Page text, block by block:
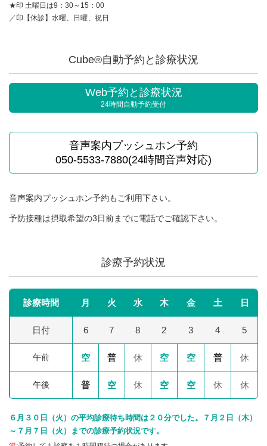
★印 土曜日は9：30～15：00
／印【休診】水曜、日曜、祝日
Cube®自動予約と診療状況
Web予約と診療状況
24時間自動予約受付
音声案内プッシュホン予約
050-5533-7880(24時間音声対応)
音声案内プッシュホン予約もご利用下さい。
予防接種は摂取希望の3日前までに電話でご確認下さい。
診療予約状況
診療時間 月 火 水 木 金 土 日
日付 6 7 8 2 3 4 5
午前 空 普 休 空 空 普 休
午後 普 空 休 空 空 休 休
６月３０日（火）の平均診療待ち時間は２０分でした。７月２日（木）
～７月７日（火）までの診療予約状況です。